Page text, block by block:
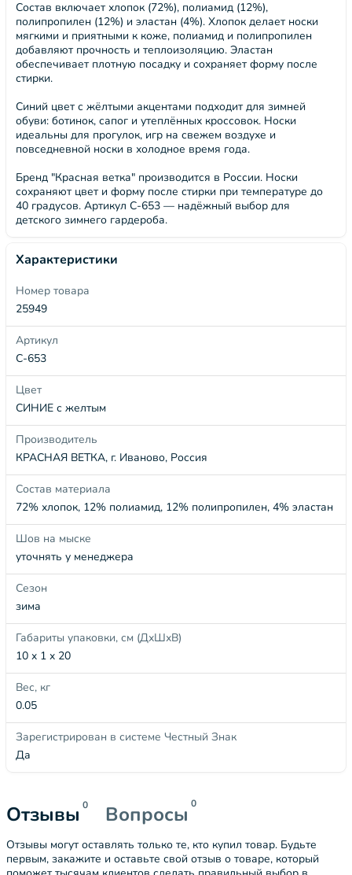
Состав включает хлопок (72%), полиамид (12%),
полипропилен (12%) и эластан (4%). Хлопок делает носки
мягкими и приятными к коже, полиамид и полипропилен
добавляют прочность и теплоизоляцию. Эластан
обеспечивает плотную посадку и сохраняет форму после
стирки.
Синий цвет с жёлтыми акцентами подходит для зимней
обуви: ботинок, сапог и утеплённых кроссовок. Носки
идеальны для прогулок, игр на свежем воздухе и
повседневной носки в холодное время года.
Бренд "Красная ветка" производится в России. Носки
сохраняют цвет и форму после стирки при температуре до
40 градусов. Артикул С-653 — надёжный выбор для
детского зимнего гардероба.
Характеристики
Номер товара
25949
Артикул
С-653
Цвет
СИНИЕ с желтым
Производитель
КРАСНАЯ ВЕТКА, г. Иваново, Россия
Состав материала
72% хлопок, 12% полиамид, 12% полипропилен, 4% эластан
Шов на мыске
уточнять у менеджера
Сезон
зима
Габариты упаковки, см (ДхШхВ)
10 x 1 x 20
Вес, кг
0.05
Зарегистрирован в системе Честный Знак
Да
Отзывы 0 Вопросы 0
Отзывы могут оставлять только те, кто купил товар. Будьте
первым, закажите и оставьте свой отзыв о товаре, который